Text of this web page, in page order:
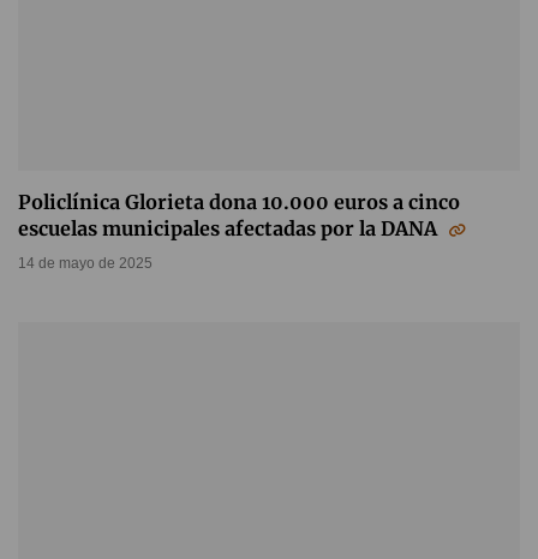
Policlínica Glorieta dona 10.000 euros a cinco
escuelas municipales afectadas por la DANA
14 de mayo de 2025